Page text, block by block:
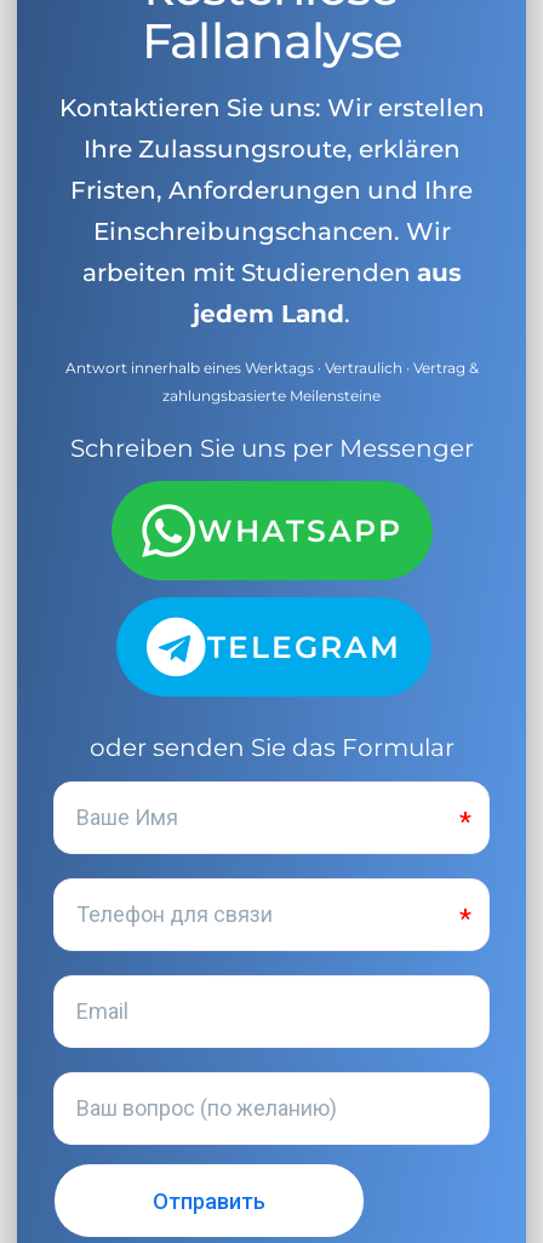
Fallanalyse
Kontaktieren Sie uns: Wir erstellen
Ihre Zulassungsroute, erklären
Fristen, Anforderungen und Ihre
Einschreibungschancen. Wir
arbeiten mit Studierenden aus
jedem Land.
Antwort innerhalb eines Werktags · Vertraulich · Vertrag &
zahlungsbasierte Meilensteine
Schreiben Sie uns per Messenger
WHATSAPP
TELEGRAM
oder senden Sie das Formular